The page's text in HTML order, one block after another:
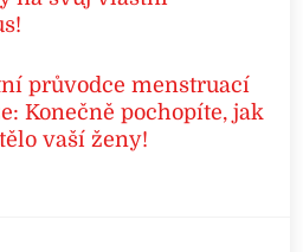
průvodce menstruací
Konečně pochopíte, jak
vaší ženy!